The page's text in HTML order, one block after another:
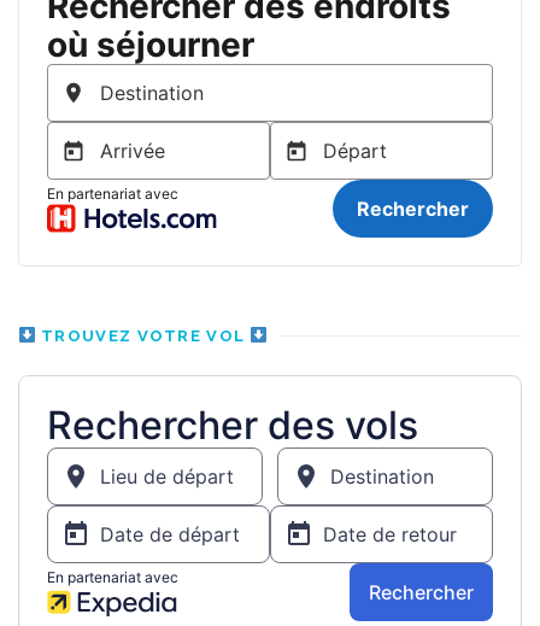
TROUVEZ VOTRE VOL